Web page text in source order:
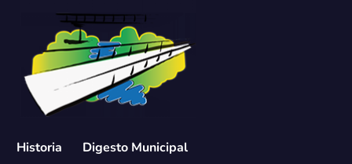
contenido
Historia Digesto Municipal